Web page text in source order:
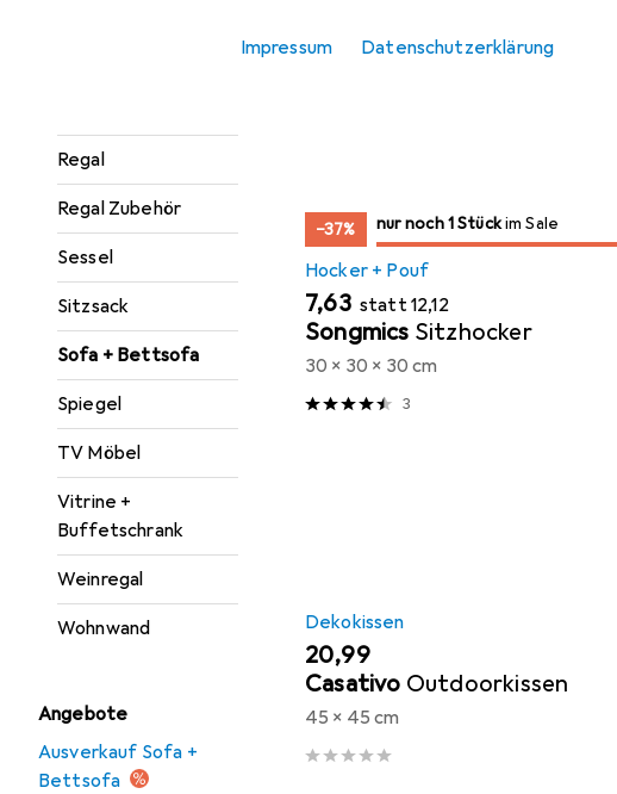
Impressum Datenschutzerklärung
Regal
Regal Zubehör
Sessel
Sitzsack
Sofa + Bettsofa
Spiegel
TV Möbel
Vitrine +
Buffetschrank
Weinregal
Wohnwand
Angebote
Ausverkauf Sofa +
Bettsofa
−37% noch 1 Stückim Sale
nur noch 1 Stückim Sale
Hocker + Pouf
EUR
7,63 statt EUR
12,12
Songmics Sitzhocker
30 x 30 x 30 cm
3
Dekokissen
EUR
20,99
Casativo Outdoorkissen
45 x 45 cm